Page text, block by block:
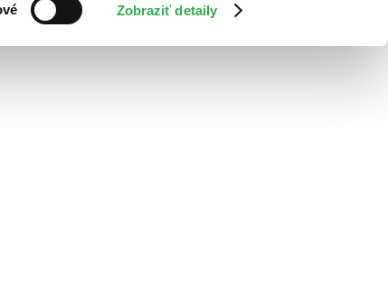
Zobraziť detaily